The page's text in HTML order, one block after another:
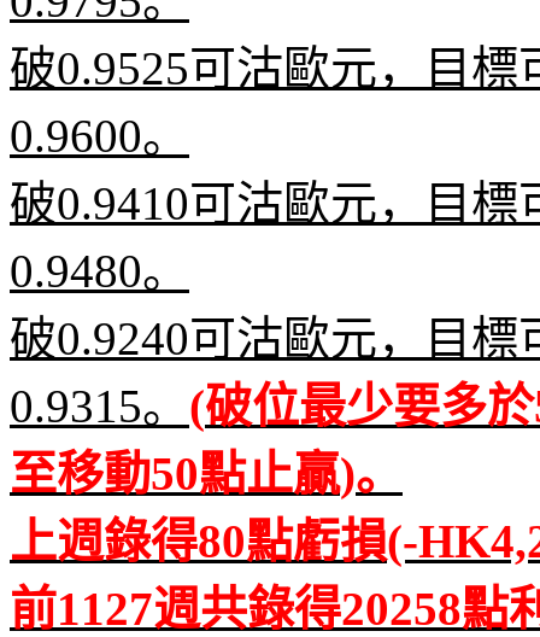
破0.9525可沽歐元，目標
0.9600。
破0.9410可沽歐元，目標
0.9480。
破0.9240可沽歐元，目標
0.9315。 (破位最少要多於
至移動50點止贏)。
上週錄得80點虧損(-
前1127週共錄得20258點